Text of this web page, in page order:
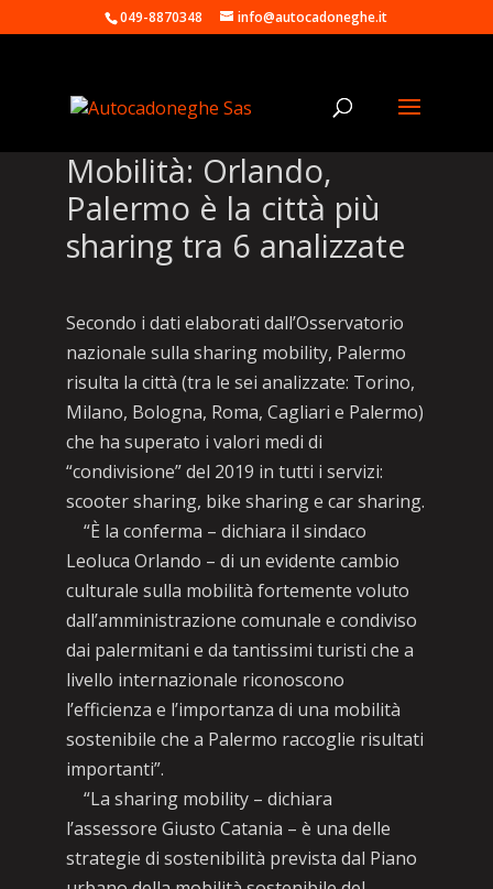
049-8870348 info@autocadoneghe.it
Mobilità: Orlando,
Palermo è la città più
sharing tra 6 analizzate
Secondo i dati elaborati dall’Osservatorio
nazionale sulla sharing mobility, Palermo
risulta la città (tra le sei analizzate: Torino,
Milano, Bologna, Roma, Cagliari e Palermo)
che ha superato i valori medi di
“condivisione” del 2019 in tutti i servizi:
scooter sharing, bike sharing e car sharing.
“È la conferma – dichiara il sindaco
Leoluca Orlando – di un evidente cambio
culturale sulla mobilità fortemente voluto
dall’amministrazione comunale e condiviso
dai palermitani e da tantissimi turisti che a
livello internazionale riconoscono
l’efficienza e l’importanza di una mobilità
sostenibile che a Palermo raccoglie risultati
importanti”.
“La sharing mobility – dichiara
l’assessore Giusto Catania – è una delle
strategie di sostenibilità prevista dal Piano